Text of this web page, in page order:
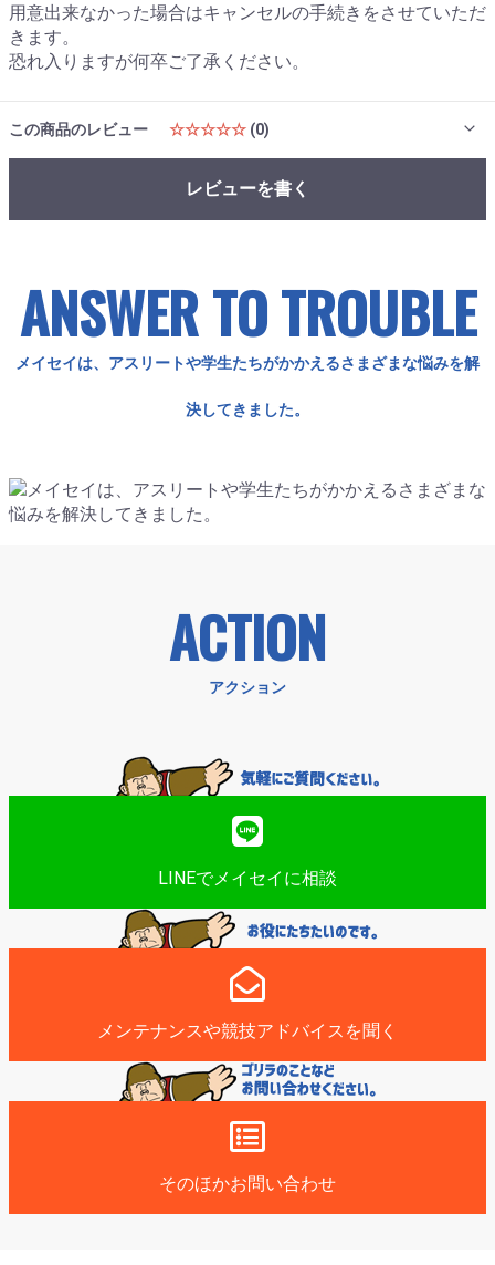
用意出来なかった場合はキャンセルの手続きをさせていただ
きます。
恐れ入りますが何卒ご了承ください。
この商品のレビュー ☆☆☆☆☆ (0)
レビューを書く
ANSWER TO TROUBLE
メイセイは、アスリートや学生たちがかかえるさまざまな悩みを解
決してきました。
ACTION
アクション
LINEでメイセイに相談
メンテナンスや競技アドバイスを聞く
そのほかお問い合わせ